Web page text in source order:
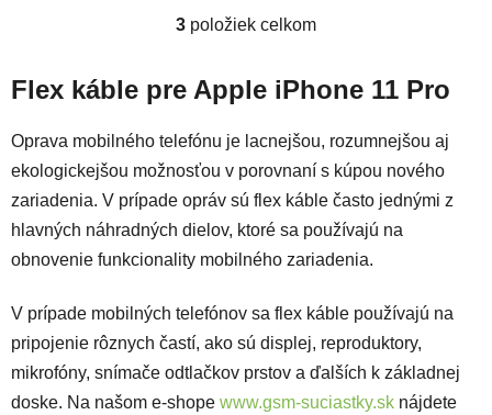
Ovládacie prvky výpisu
3 položiek celkom
Flex káble pre Apple iPhone 11 Pro
Oprava mobilného telefónu je lacnejšou, rozumnejšou aj
ekologickejšou možnosťou v porovnaní s kúpou nového
zariadenia. V prípade opráv sú flex káble často jednými z
hlavných náhradných dielov, ktoré sa používajú na
obnovenie funkcionality mobilného zariadenia.
V prípade mobilných telefónov sa flex káble používajú na
pripojenie rôznych častí, ako sú displej, reproduktory,
mikrofóny, snímače odtlačkov prstov a ďalších k základnej
doske. Na našom e-shope www.gsm-suciastky.sk nájdete